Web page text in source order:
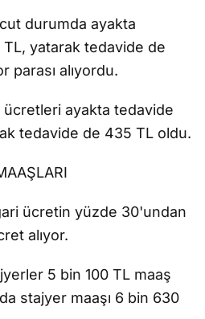
durumda ayakta
yatarak tedavide de
parası alıyordu.
ücretleri ayakta tedavide
tedavide de 435 TL oldu.
ücretin yüzde 30'undan
alıyor.
5 bin 100 TL maaş
stajyer maaşı 6 bin 630